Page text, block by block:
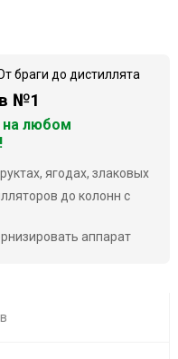
№1
на любом
ягодах, злаковых
до колонн с
аппарат